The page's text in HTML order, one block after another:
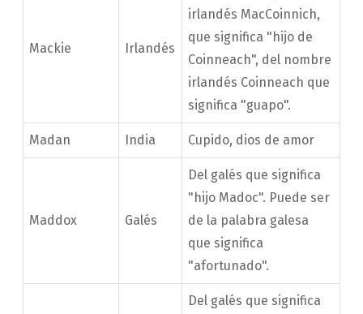
Mackie Irlandés
irlandés MacCoinnich,
que significa "hijo de
Coinneach", del nombre
irlandés Coinneach que
significa "guapo".
Madan India Cupido, dios de amor
Maddox Galés
Del galés que significa
"hijo Madoc". Puede ser
de la palabra galesa
que significa
"afortunado".
Del galés que significa